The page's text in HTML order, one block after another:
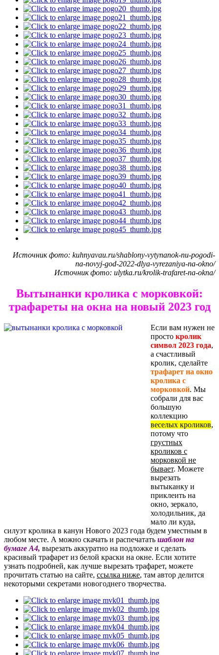
Источник фото: kuhnyavau.ru/shablony-vytynanok-nu-pogodi-
na-novyj-god-2022-dlya-vyrezaniya-na-okno/
Источник фото: ulytka.ru/krolik-trafaret-na-okna/
Вытынанки кролика с морковкой:
трафареты на окна на новый 2023 год
Если вам нужен не
просто кролик
символ 2023 года,
а счастливый
кролик, сделайте
трафарет на окно
кролика с
морковкой. Мы
собрали для вас
большую
коллекцию
веселых кроликов,
потому что
грустных
кроликов с
морковкой не
бывает. Можете
вырезать
вытыканку и
приклеить на
окно, зеркало,
холодильник, да
мало ли куда,
силуэт кролика в канун Нового 2023 года будем уместным в
любом месте. А можно скачать и распечатать шаблон на
бумаге А4, вырезать аккуратно на подложке и сделать
красивый трафарет из белой краски на окне. Если хотите
узнать подробней, как лучше вырезать трафарет, можете
прочитать статью на сайте, ссылка ниже, там автор делится
некоторыми секретами новогоднего творчества.